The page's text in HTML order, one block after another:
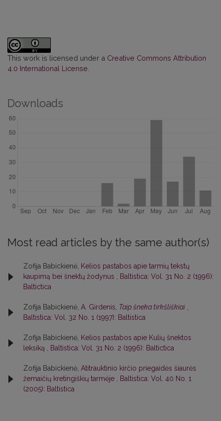
This work is licensed under a Creative Commons Attribution
4.0 International License
Downloads
Most read articles by the same author(s)
Zofija Babickienė, Kelios pastabos apie tarmių tekstų
kaupimą bei šnektų žodynus , Baltistica: Vol. 31 No. 2 (1996):
Baltictica
Zofija Babickienė, A. Girdenis, Taip šneka tirkšliškiai ,
Baltistica: Vol. 32 No. 1 (1997): Baltistica
Zofija Babickienė, Kelios pastabos apie Kulių šnektos
leksiką , Baltistica: Vol. 31 No. 2 (1996): Baltictica
Zofija Babickienė, Atitrauktinio kirčio priegaidės šiaurės
žemaičių kretingiškių tarmėje , Baltistica: Vol. 40 No. 1
(2005): Baltistica